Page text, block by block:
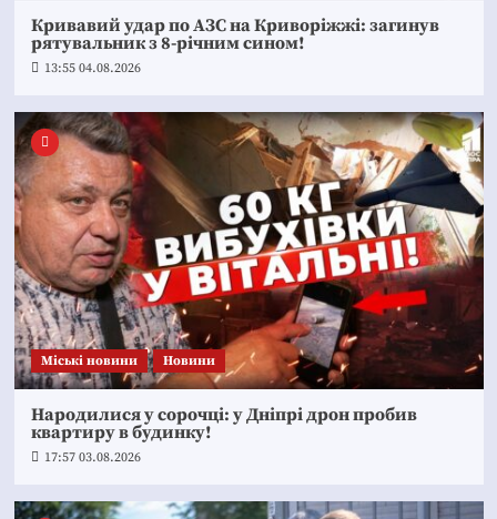
Кривавий удар по АЗС на Криворіжжі: загинув
рятувальник з 8-річним сином!
13:55 04.08.2026
Mіські новини Новини
Народилися у сорочці: у Дніпрі дрон пробив
квартиру в будинку!
17:57 03.08.2026